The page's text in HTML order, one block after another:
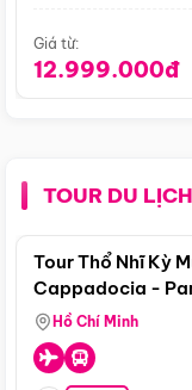
Giá từ:
12.999.000đ
TOUR DU
Tour Thổ Nhĩ Kỳ
Cappadocia -
Hồ Chí Minh